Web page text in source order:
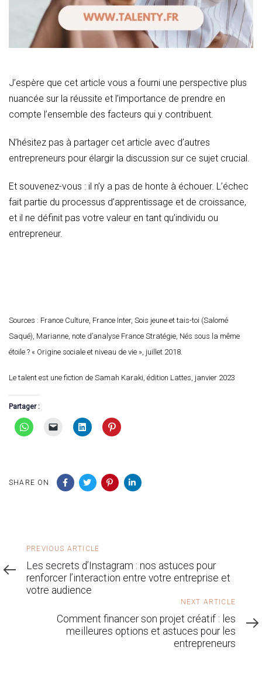
J’espère que cet article vous a fourni une perspective plus
nuancée sur la réussite et l’importance de prendre en
compte l’ensemble des facteurs qui y contribuent.
N’hésitez pas à partager cet article avec d’autres
entrepreneurs pour élargir la discussion sur ce sujet crucial.
Et souvenez-vous : il n’y a pas de honte à échouer. L’échec
fait partie du processus d’apprentissage et de croissance,
et il ne définit pas votre valeur en tant qu’individu ou
entrepreneur.
Sources : France Culture, France Inter, Sois jeune et tais-toi (Salomé
Saqué), Marianne, note d’analyse France Stratégie, Nés sous la même
étoile ? « Origine sociale et niveau de vie », juillet 2018.
Le talent est une fiction de Samah Karaki, édition Lattes, janvier 2023
Partager :
SHARE ON
Previous
Article
PREVIOUS ARTICLE
Les secrets d’Instagram : nos astuces pour
renforcer l’interaction entre votre entreprise et
votre audience
NEXT ARTICLE
Comment financer son projet créatif : les
meilleures options et astuces pour les
entrepreneurs